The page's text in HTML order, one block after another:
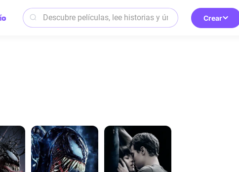
Crear